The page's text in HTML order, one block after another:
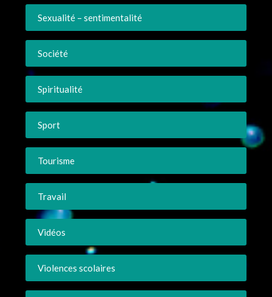
Sexualité – sentimentalité
Société
Spiritualité
Sport
Tourisme
Travail
Vidéos
Violences scolaires